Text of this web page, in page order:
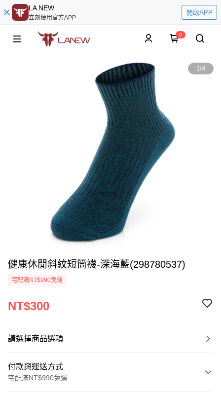
LA NEW
立刻使用官方APP
開啟APP
0
1/4
健康休閒斜紋短筒襪-深海藍(298780537)
宅配滿NT$990免運
NT$300
請選擇商品選項
付款與運送方式
宅配滿NT$990免運